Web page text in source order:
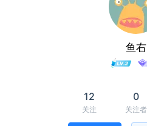
鱼右
12
关注
0
关注者